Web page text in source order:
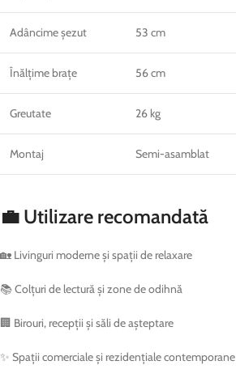
Adâncime șezut 53 cm
Înălțime brațe 56 cm
Greutate 26 kg
Montaj Semi-asamblat
💼 Utilizare recomandată
🏡 Livinguri moderne și spații de relaxare
📚 Colțuri de lectură și zone de odihnă
🏢 Birouri, recepții și săli de așteptare
✨ Spații comerciale și rezidențiale contemporane